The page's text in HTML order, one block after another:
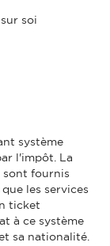
soi
système
l'impôt. La
sont fournis
les services
ticket
à ce système
sa nationalité.